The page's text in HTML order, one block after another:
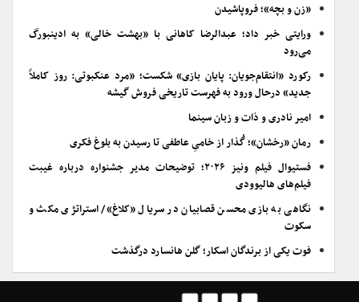
«زن و بچه»؛ فروپاشیدن
ورایتی خبر داد؛ عبدالرضا کاهانی با «بهشت خالی» به ادینبورگ
می‌رود
رکورد «انتقام‌جویان: پایان بازی» شکست؛ «مرد عنکبوتی: روز کاملاً
جدید» درحال ورود به فهرست تاریخی فروش گیشه
امیر نادری و ذات و زبان سینما
رمان «رخشان»؛ گُذار از خامیِ عاطفی تا رسیدن به بلوغ فکری
فستیوال فیلم ونیز ۲۰۲۶؛ توضیحات مدیر جشنواره درباره غیبت
فیلم‌های هالیوودی
نگاهی به بازی محسن قصابیان در سریال «کلاغ»/ استراتژی مکث و
سکوت
فوت یکی از برندگان اسکار؛ گلن هانسارد درگذشت